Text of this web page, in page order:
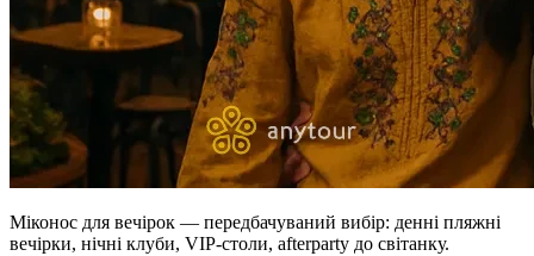
Міконос для вечірок — передбачуваний вибір: денні пляжні
вечірки, нічні клуби, VIP-столи, afterparty до світанку.